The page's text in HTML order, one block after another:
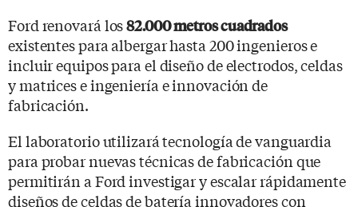
Ford renovará los82.000 metros cuadrados
existentes para albergar hasta 200 ingenieros e
incluir equipos para el diseño de electrodos, celdas
y matrices e ingeniería e innovación de
fabricación.
El laboratorio utilizará tecnología de vanguardia
para probar nuevas técnicas de fabricación que
permitirán a Ford investigar y escalar rápidamente
diseños de celdas de batería innovadores con